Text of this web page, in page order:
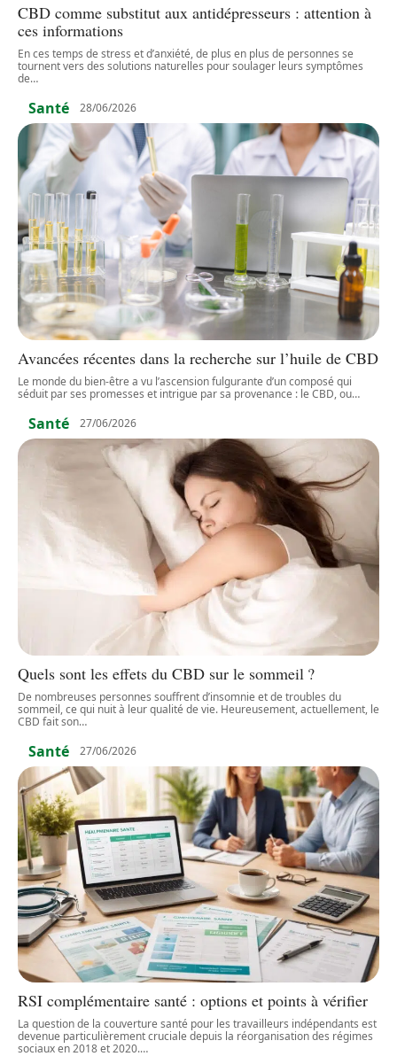
CBD comme substitut aux antidépresseurs : attention à
ces informations
En ces temps de stress et d’anxiété, de plus en plus de personnes se
tournent vers des solutions naturelles pour soulager leurs symptômes
de…
Santé 28/06/2026
Avancées récentes dans la recherche sur l’huile de CBD
Le monde du bien-être a vu l’ascension fulgurante d’un composé qui
séduit par ses promesses et intrigue par sa provenance : le CBD, ou…
Santé 27/06/2026
Quels sont les effets du CBD sur le sommeil ?
De nombreuses personnes souffrent d’insomnie et de troubles du
sommeil, ce qui nuit à leur qualité de vie. Heureusement, actuellement, le
CBD fait son…
Santé 27/06/2026
RSI complémentaire santé : options et points à vérifier
La question de la couverture santé pour les travailleurs indépendants est
devenue particulièrement cruciale depuis la réorganisation des régimes
sociaux en 2018 et 2020.…